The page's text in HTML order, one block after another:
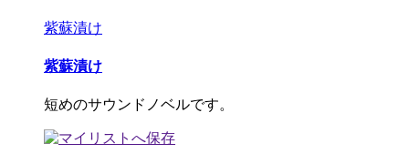
紫蘇漬け
紫蘇漬け
短めのサウンドノベルです。